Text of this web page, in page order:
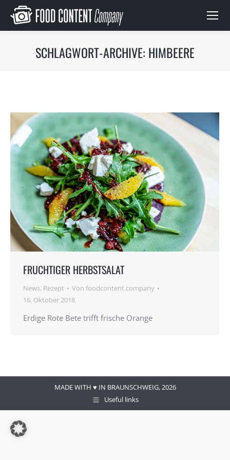
SCHLAGWORT-ARCHIVE: HIMBEERE
FRUCHTIGER HERBSTSALAT
News, Rezept Von foodcontent.company
16. Oktober 2018
Erdige Rote Bete trifft frische Orange
MADE WITH ♥ IN BRAUNSCHWEIG, 2026
Useful links